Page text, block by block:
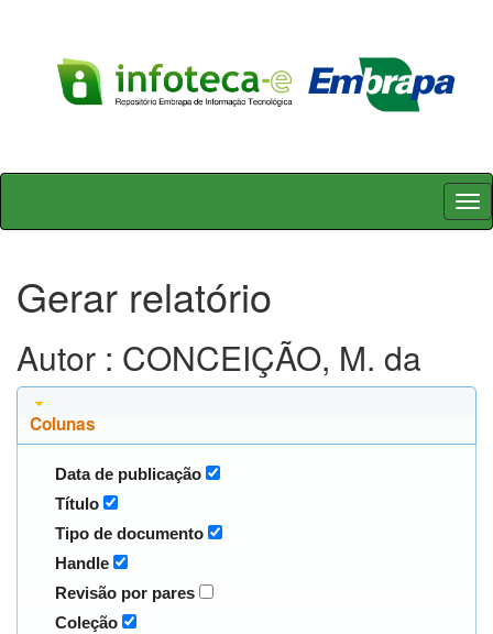
Skip
Gerar relatório
Autor : CONCEIÇÃO, M. da
Colunas
Data de publicação
Título
Tipo de documento
Handle
Revisão por pares
Coleção